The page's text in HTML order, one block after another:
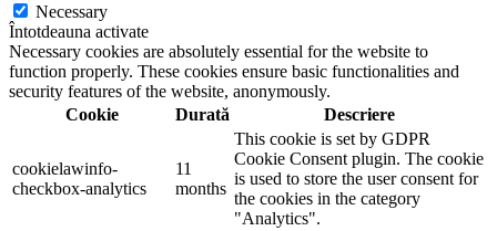
Necessary
Întotdeauna activate
Necessary cookies are absolutely essential for the website to
function properly. These cookies ensure basic functionalities and
security features of the website, anonymously.
Cookie
Durată Descriere
cookielawinfo-
checkbox-analytics
11
months
This cookie is set by GDPR
Cookie Consent plugin. The cookie
is used to store the user consent for
the cookies in the category
"Analytics".